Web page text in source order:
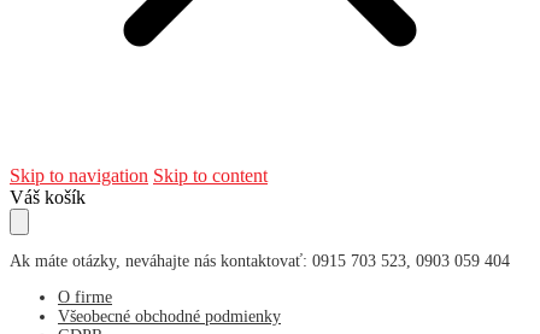
Skip to navigation Skip to content
Váš košík
Ak máte otázky, neváhajte nás kontaktovať: 0915 703 523, 0903 059 404
O firme
Všeobecné obchodné podmienky